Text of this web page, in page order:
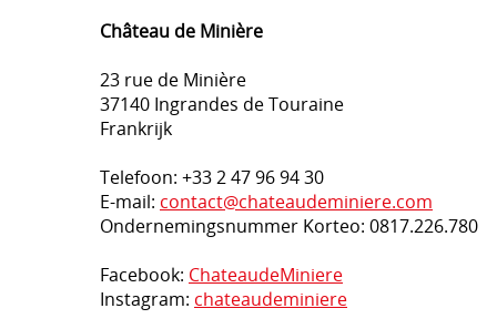
Online degustatie
Geschenken
Château de Minière
23 rue de Minière
37140 Ingrandes de Touraine
Frankrijk
Telefoon: +33 2 47 96 94 30
E-mail: contact@chateaudeminiere.com
Ondernemingsnummer Korteo: 0817.226.780
Facebook: ChateaudeMiniere
Instagram: chateaudeminiere